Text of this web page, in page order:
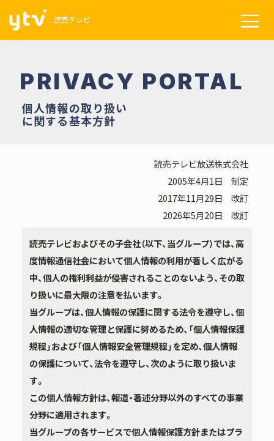
読売テレビ
PRIVACY PORTAL
個人情報の取り扱い
に関する基本方針
読売テレビ放送株式会社
2005年4月1日 制定
2017年11月29日 改訂
2026年5月20日 改訂
読売テレビおよびその子会社（以下、当グループ）では、高
度情報通信社会において個人情報の利用が著しく広がる
中、個人の権利利益が侵害されることのないよう、その取
り扱いに最大限の注意を払います。
当グループは、個人情報の保護に関する法令を遵守し、個
人情報の適切な管理と保護に努めるため、「個人情報保護
規程」および「個人情報安全管理規程」を定め、個人情報
の保護について、法令を遵守し、次のように取り扱いま
す。
この個人情報方針は、報道・著述分野以外のすべての事業
分野に適用されます。
当グループの各サービスで個人情報保護方針またはプラ